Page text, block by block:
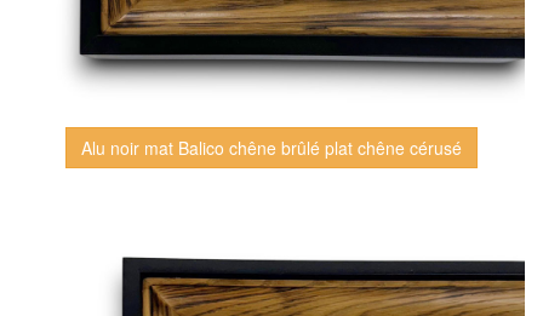
Alu noir mat Balico chêne brûlé plat chêne cérusé